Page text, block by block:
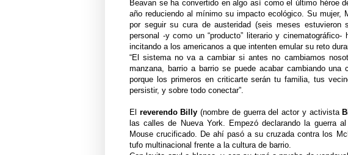
Beavan se ha convertido en algo así como el último héroe
año reduciendo al mínimo su impacto ecológico. Su
por seguir su cura de austeridad (seis meses estuvieron
personal -y como un “producto” literario y
incitando a los americanos a que intenten emular su reto
“El sistema no va a cambiar si antes no cambiamos
manzana, barrio a barrio se puede acabar cambiando
porque los primeros en criticarte serán tu familia, tus
persistir, y sobre todo conectar”.
El reverendo Billy (nombre de guerra del actor y activista
las calles de Nueva York. Empezó declarando la guerra
Mouse crucificado. De ahí pasó a su cruzada contra los
tufo multinacional frente a la cultura de barrio.